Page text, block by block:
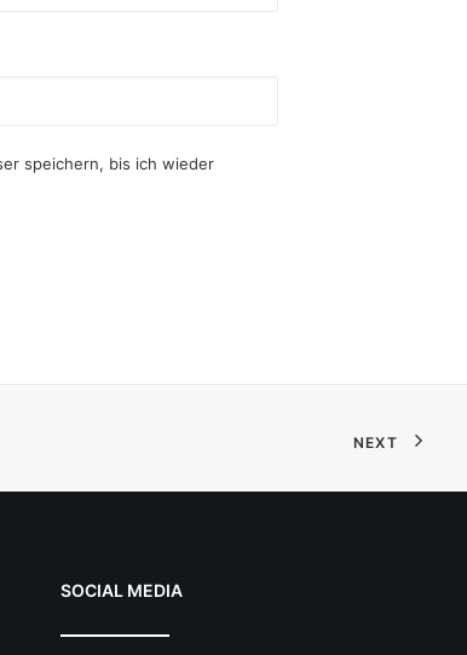
speichern, bis ich wieder
NEXT
SOCIAL MEDIA